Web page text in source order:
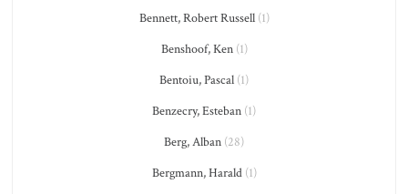
Bennett, Robert Russell(1)
Benshoof, Ken(1)
Bentoiu, Pascal (1)
Benzecry, Esteban (1)
Berg, Alban (28)
Bergmann, Harald(1)